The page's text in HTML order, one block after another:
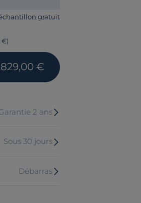
gratuit
€)
€
2 ans
Sous 30 jours
Débarras